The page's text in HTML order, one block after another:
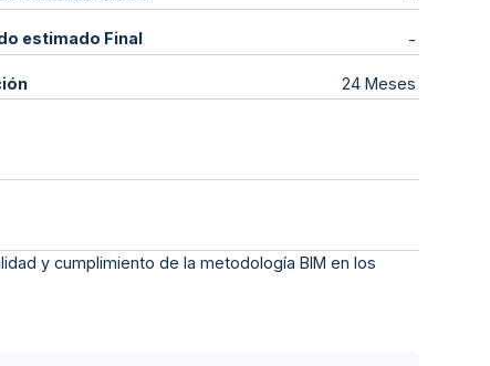
estimado Final -
24 Meses
y cumplimiento de la metodología BIM en los